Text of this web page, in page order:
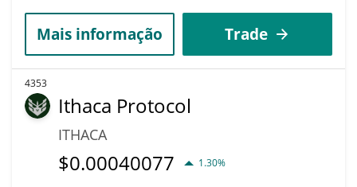
Mais informação Trade
4353
Ithaca Protocol
ITHACA
$0.00040077 1.30%